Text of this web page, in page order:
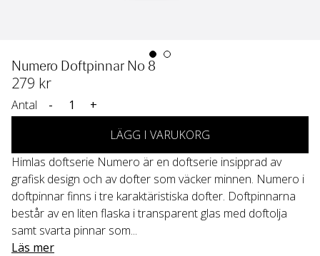
Numero Doftpinnar No 8
279 kr
Antal -
+
LÄGG I VARUKORG
Himlas doftserie Numero är en doftserie insipprad av
grafisk design och av dofter som väcker minnen. Numero i
doftpinnar finns i tre karaktäristiska dofter. Doftpinnarna
består av en liten flaska i transparent glas med doftolja
samt svarta pinnar som...
Läs mer